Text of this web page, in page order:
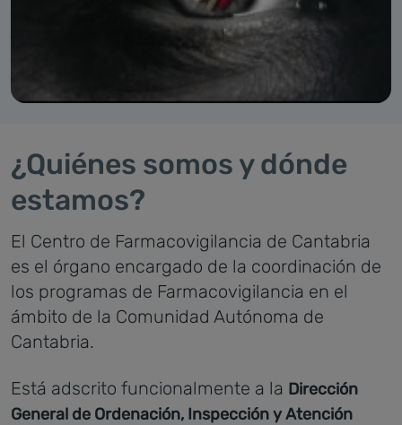
¿Quiénes somos y dónde
estamos?
El Centro de Farmacovigilancia de Cantabria
es el órgano encargado de la coordinación de
los programas de Farmacovigilancia en el
ámbito de la Comunidad Autónoma de
Cantabria.
Está adscrito funcionalmente a la Dirección
General de Ordenación, Inspección y Atención